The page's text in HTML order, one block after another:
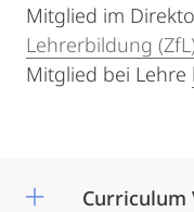
Mitglied im
Lehrerbildung
Mitglied bei Lehre
Curriculum